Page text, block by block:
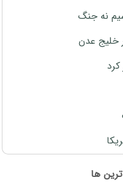
نه جنگ
خلیج عدن
کرد
ها